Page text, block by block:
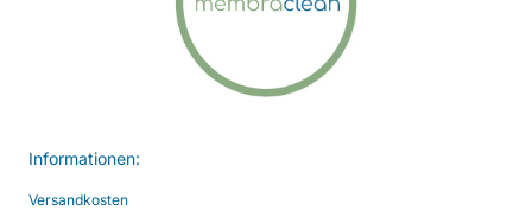
Informationen:
Versandkosten